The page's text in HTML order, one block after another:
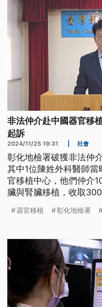
非法仲介赴中國器官移
起訴
2024/11/25 19:31 社會
彰化地檢署破獲非法仲
其中1位陳姓外科醫師
官移植中心，他們仲介
臟與腎臟移植，收取
方痛批陳嫌等人違反醫
器官移植 彰化地檢署